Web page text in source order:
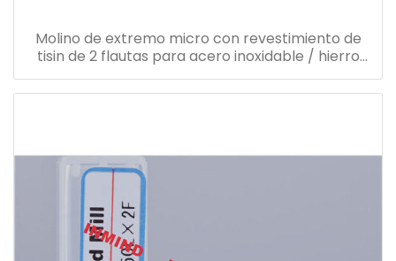
Molino de extremo micro con revestimiento de
tisin de 2 flautas para acero inoxidable / hierro